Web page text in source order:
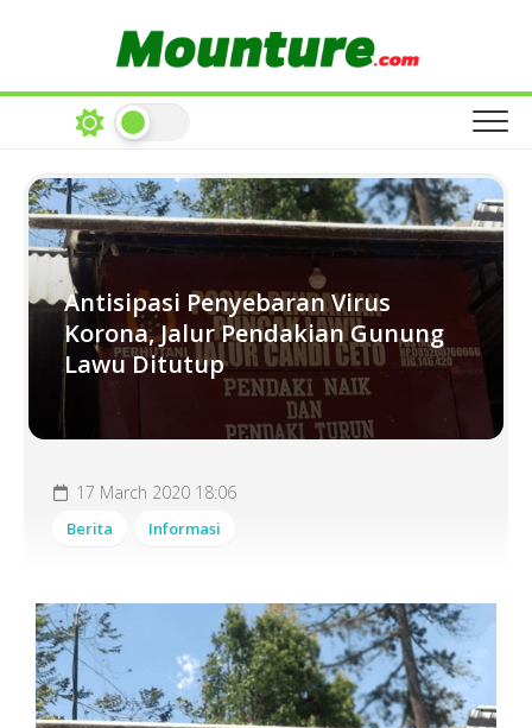
Antisipasi Penyebaran Virus
Korona, Jalur Pendakian Gunung
Lawu Ditutup
17 March 2020 18:06
Berita Informasi